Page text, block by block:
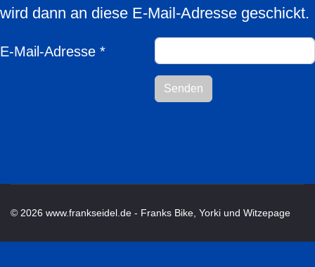
wird dann an diese E-Mail-Adresse geschickt.
E-Mail-Adresse *
Senden
© 2026 www.frankseidel.de - Franks Bike, Yorki und Witzepage